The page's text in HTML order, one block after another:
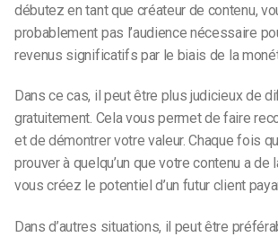
débutez en tant que créateur de contenu,
probablement pas l’audience nécessaire
revenus significatifs par le biais de la
Dans ce cas, il peut être plus judicieux de
gratuitement. Cela vous permet de faire
et de démontrer votre valeur. Chaque fois
prouver à quelqu’un que votre contenu a de
vous créez le potentiel d’un futur client
Dans d’autres situations, il peut être